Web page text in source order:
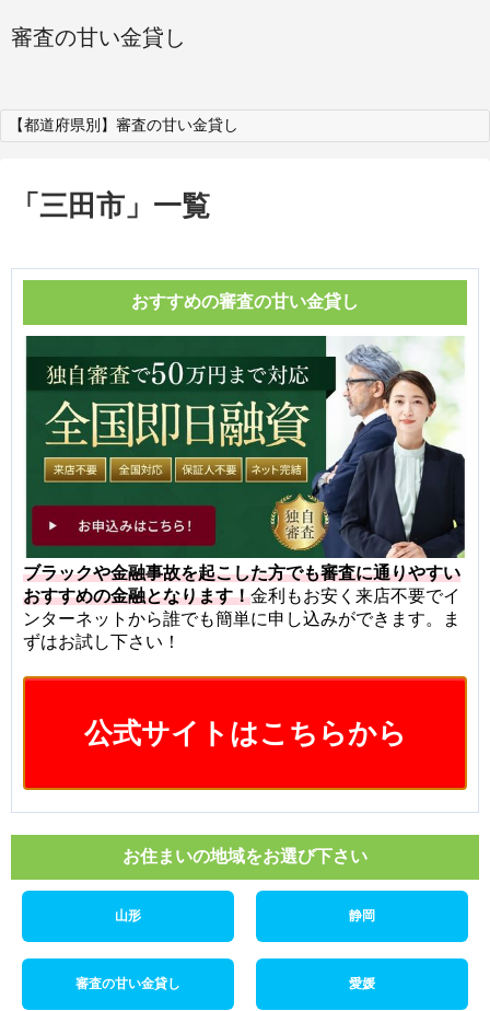
審査の甘い金貸し
【都道府県別】審査の甘い金貸し
「 三田市 」 一覧
おすすめの審査の甘い金貸し
ブラックや金融事故を起こした方でも審査に通りやすい
おすすめの金融となります！金利もお安く来店不要でイ
ンターネットから誰でも簡単に申し込みができます。ま
ずはお試し下さい！
公式サイトはこちらから
お住まいの地域をお選び下さい
山形 静岡
審査の甘い金貸し 愛媛